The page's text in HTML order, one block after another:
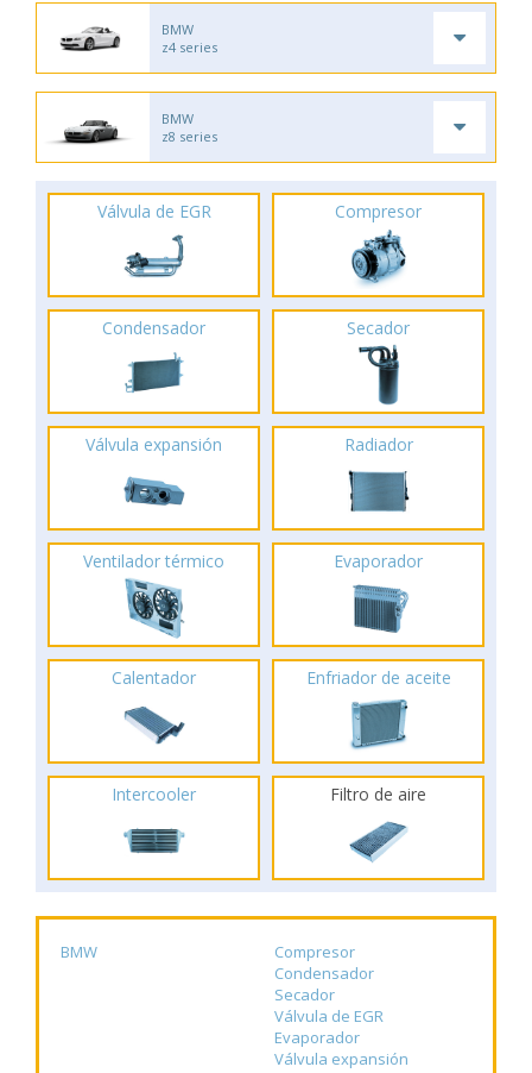
BMW
z4 series
BMW
z8 series
Válvula de EGR Compresor
Condensador Secador
Válvula expansión Radiador
Ventilador térmico Evaporador
Calentador Enfriador de aceite
Intercooler Filtro de aire
BMW
Compresor
Condensador
Secador
Válvula de EGR
Evaporador
Válvula expansión